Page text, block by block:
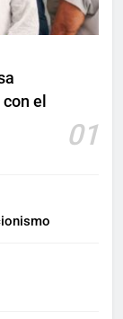
el
01